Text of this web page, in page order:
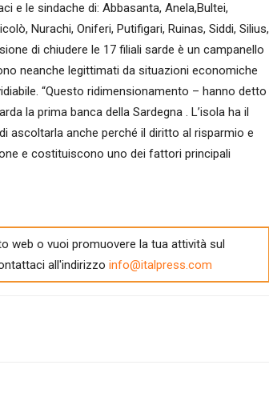
e le sindache di: Abbasanta, Anela,Bultei,
Nurachi, Oniferi, Putifigari, Ruinas, Siddi, Silius,
di chiudere le 17 filiali sarde è un campanello
neanche legittimati da situazioni economiche
“Questo ridimensionamento – hanno detto
la prima banca della Sardegna . L’isola ha il
ascoltarla anche perché il diritto al risparmio e
e costituiscono uno dei fattori principali
web o vuoi promuovere la tua attività sul
all'indirizzo info@italpress.com